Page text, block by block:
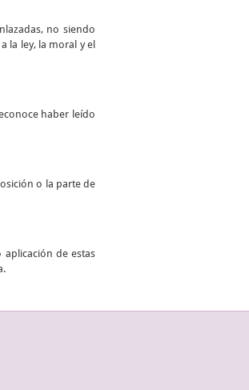
no siendo
la ley, la moral y el
haber leído
o la parte de
de estas